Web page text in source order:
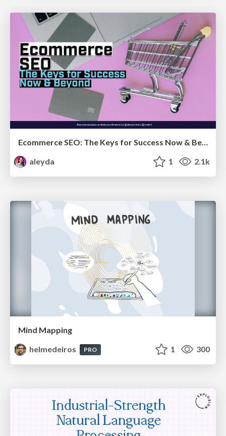
Ecommerce SEO: The Keys for Success Now & Beyond - #SERPConf2024
aleyda
1 2.1k
Mind Mapping
helmedeiros
PRO 1 300